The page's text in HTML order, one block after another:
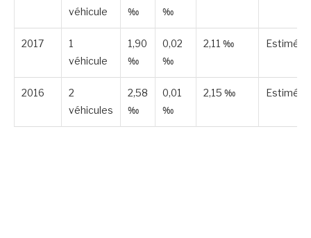
véhicule
‰
‰
2017
1
véhicule
1,90
‰
0,02
‰
2,11 ‰ Estimée
2016
2
véhicules
2,58
‰
0,01
‰
2,15 ‰ Estimée